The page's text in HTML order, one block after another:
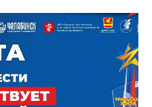
управляющие компании
предотвращения
сети
взаимодействие с
ЕДДС и иными службами»,
управления ГЖИ Ирина
в
действовать слаженно. И